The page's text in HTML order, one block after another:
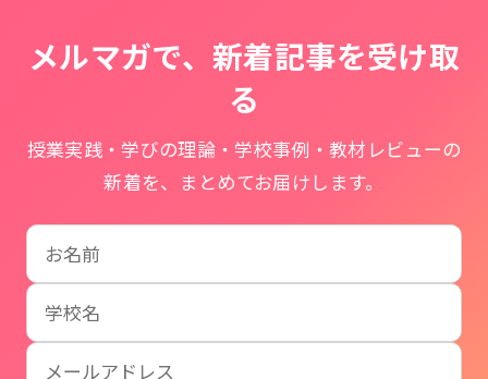
メルマガで、新着記事を受け取
る
授業実践・学びの理論・学校事例・教材レビューの
新着を、まとめてお届けします。
お名前
学校名
メールアドレス